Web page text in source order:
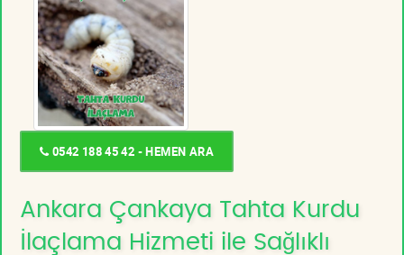
0542 188 45 42 - HEMEN ARA
Ankara Çankaya Tahta Kurdu
İlaçlama Hizmeti ile Sağlıklı